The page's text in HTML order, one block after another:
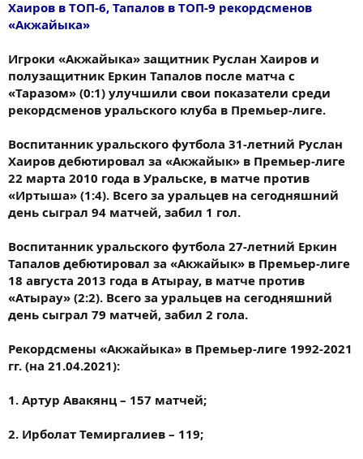
Хаиров в ТОП-6, Тапалов в ТОП-9 рекордсменов
«Акжайыка»
Игроки «Акжайыка» защитник Руслан Хаиров и
полузащитник Еркин Тапалов после матча с
«Таразом» (0:1) улучшили свои показатели среди
рекордсменов уральского клуба в Премьер-лиге.
Воспитанник уральского футбола 31-летний Руслан
Хаиров дебютировал за «Акжайык» в Премьер-лиге
22 марта 2010 года в Уральске, в матче против
«Иртыша» (1:4). Всего за уральцев на сегодняшний
день сыграл 94 матчей, забил 1 гол.
Воспитанник уральского футбола 27-летний Еркин
Тапалов дебютировал за «Акжайык» в Премьер-лиге
18 августа 2013 года в Атырау, в матче против
«Атырау» (2:2). Всего за уральцев на сегодняшний
день сыграл 79 матчей, забил 2 гола.
Рекордсмены «Акжайыка» в Премьер-лиге 1992-2021
гг. (на 21.04.2021):
1. Артур Авакянц – 157 матчей;
2. Ирболат Темиргалиев – 119;